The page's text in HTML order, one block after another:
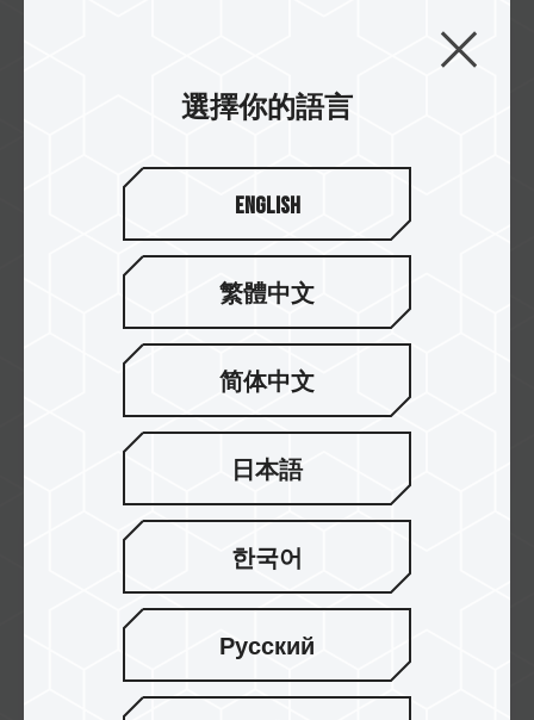
中國實用新型專利
證書號: CN 210984280 U
台灣發明專利
證書號: I703920
XTREEM ARGB DDR4 DESKTOP MEMORY BLUE
選擇你的語言
English
繁體中文
简体中文
日本語
한국어
Русский